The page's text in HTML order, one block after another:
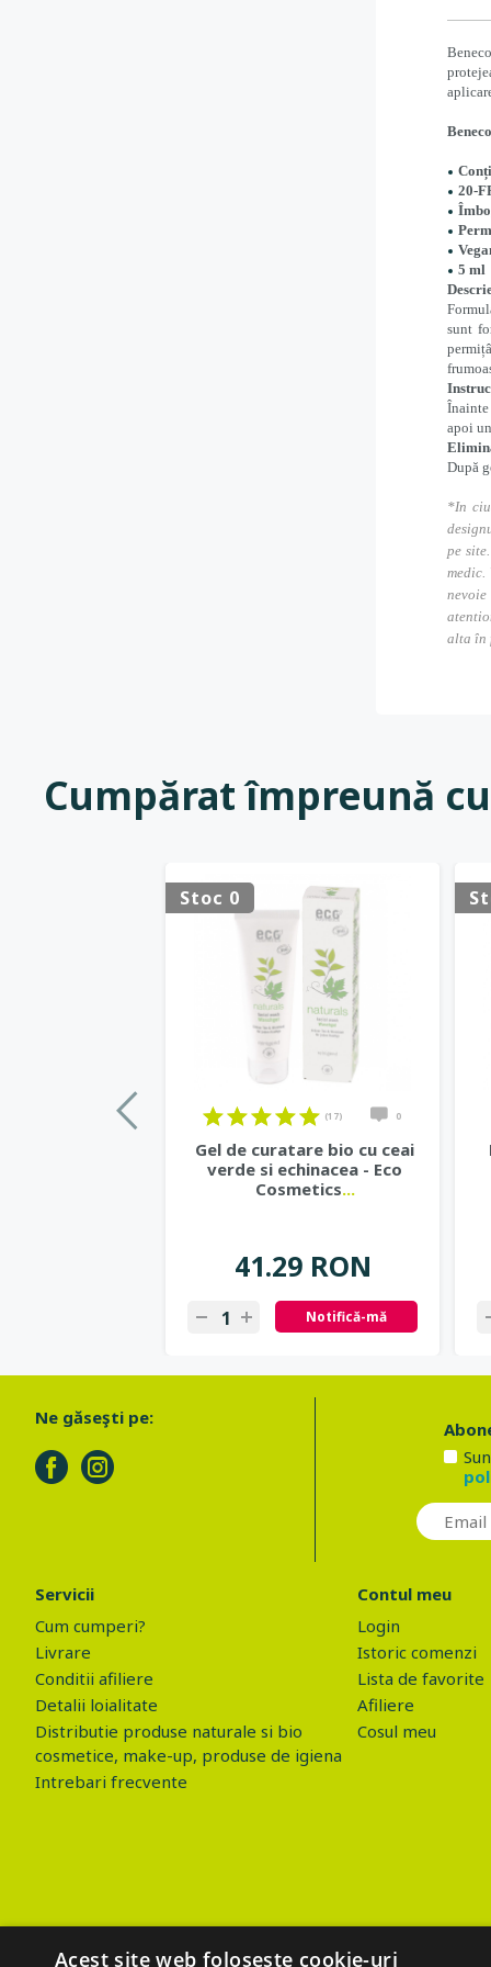
20-
5 ml
sunt
apoi
După
*In
pe
alta în
Cumpărat împreună
Stoc 0
(17) 0
Gel de curatare bio cu ceai
verde si echinacea - Eco
Cosmetics...
41.29 RON
Notifică-mă
Ne găseşti pe:
Servicii
Cum cumperi?
Livrare
Conditii afiliere
Detalii loialitate
Distributie produse naturale si bio
cosmetice, make-up, produse de igiena
Intrebari frecvente
Contul meu
Login
Istoric comenzi
Lista de favorite
Afiliere
Cosul meu
Acest site web folosește cookie-uri